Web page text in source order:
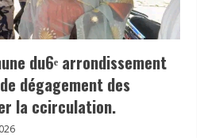
du6ᵉ arrondissement
dégagement des
la ccirculation.